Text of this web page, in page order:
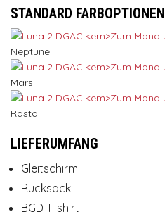
STANDARD FARBOPTIONEN
Neptune
Mars
Rasta
LIEFERUMFANG
Gleitschirm
Rucksack
BGD T-shirt